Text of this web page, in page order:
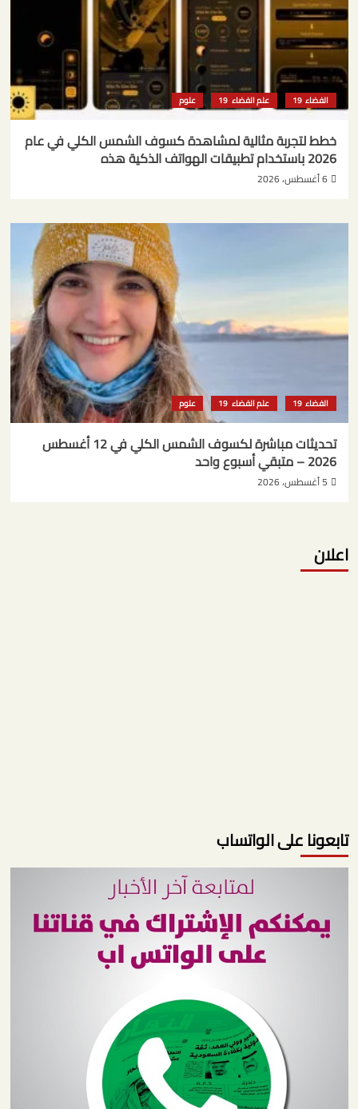
الفضاء علم الفضاء علوم
خطط لتجربة مثالية لمشاهدة كسوف الشمس الكلي في عام
2026 باستخدام تطبيقات الهواتف الذكية هذه
6 أغسطس، 2026
الفضاء علم الفضاء علوم
تحديثات مباشرة لكسوف الشمس الكلي في 12 أغسطس
2026 – متبقي أسبوع واحد
5 أغسطس، 2026
اعلان
تابعونا على الواتساب